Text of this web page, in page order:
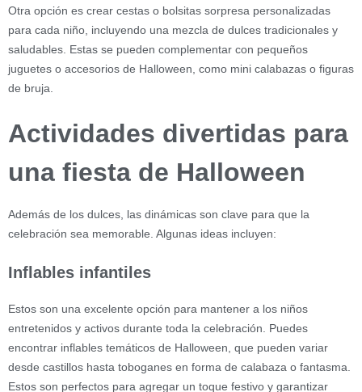
Otra opción es crear cestas o bolsitas sorpresa personalizadas
para cada niño, incluyendo una mezcla de dulces tradicionales y
saludables. Estas se pueden complementar con pequeños
juguetes o accesorios de Halloween, como mini calabazas o figuras
de bruja.
Actividades divertidas para
una fiesta de Halloween
Además de los dulces, las dinámicas son clave para que la
celebración sea memorable. Algunas ideas incluyen:
Inflables infantiles
Estos son una excelente opción para mantener a los niños
entretenidos y activos durante toda la celebración. Puedes
encontrar inflables temáticos de Halloween, que pueden variar
desde castillos hasta toboganes en forma de calabaza o fantasma.
Estos son perfectos para agregar un toque festivo y garantizar